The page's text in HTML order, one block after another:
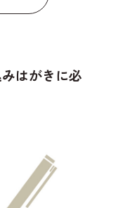
はがきに必